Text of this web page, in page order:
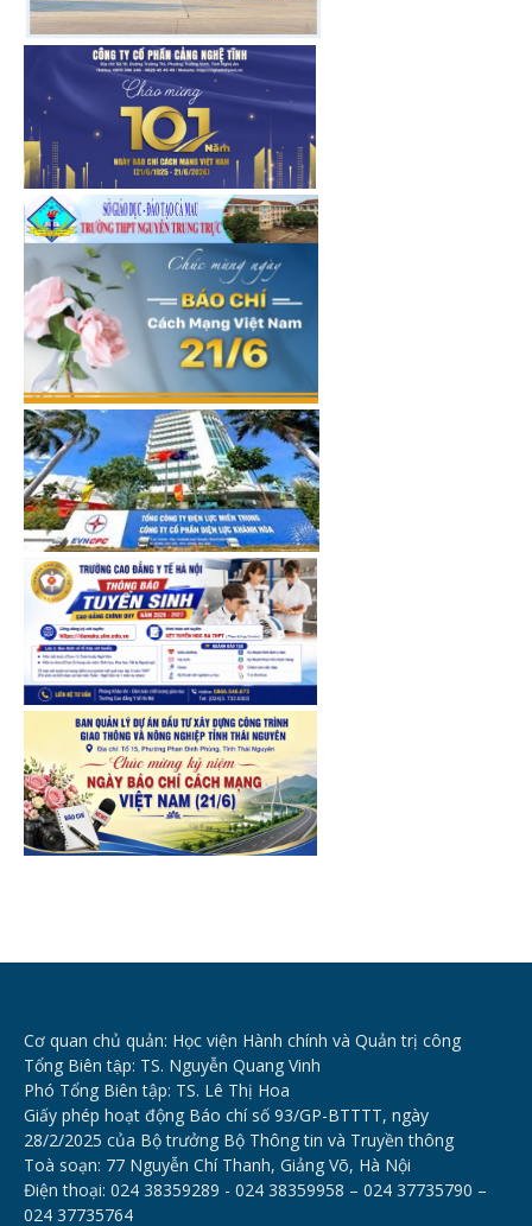
Cơ quan chủ quản: Học viện Hành chính và Quản trị công
Tổng Biên tập: TS. Nguyễn Quang Vinh
Phó Tổng Biên tập: TS. Lê Thị Hoa
Giấy phép hoạt động Báo chí số 93/GP-BTTTT, ngày
28/2/2025 của Bộ trưởng Bộ Thông tin và Truyền thông
Toà soạn: 77 Nguyễn Chí Thanh, Giảng Võ, Hà Nội
Điện thoại: 024 38359289 - 024 38359958 – 024 37735790 –
024 37735764